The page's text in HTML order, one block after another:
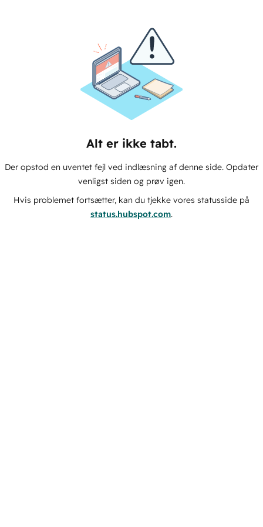
Alt er ikke tabt.
Der opstod en uventet fejl ved indlæsning af denne side. Opdater
venligst siden og prøv igen.
Hvis problemet fortsætter, kan du tjekke vores statusside på
status.hubspot.com.